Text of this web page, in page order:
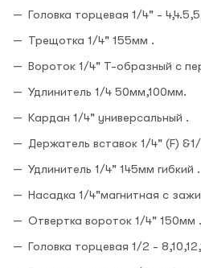
Головка торцевая 1/4" -
Трещотка 1/4" 155мм .
Вороток 1/4" Т-образный с
Удлинитель 1/4 50мм,100мм.
Кардан 1/4" универсальный .
Держатель вставок 1/4" (F)
Удлинитель 1/4" 145мм гибкий .
Насадка 1/4"магнитная с
Отвертка вороток 1/4" 150мм .
Головка торцевая 1/2 -